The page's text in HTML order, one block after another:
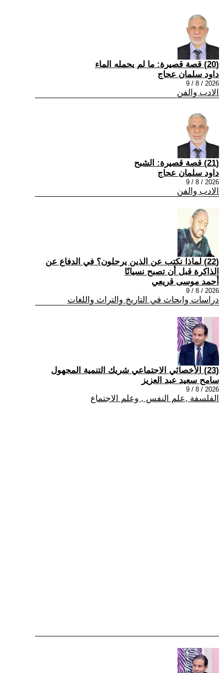
(20) قصة قصيرة: ما لم يحمله الماء
داود سلمان عجاج
2026 / 8 / 9
الادب والفن
(21) قصة قصيرة: الشبح
داود سلمان عجاج
2026 / 8 / 9
الادب والفن
(22) لماذا نكتب عن الذين يرحلون؟ في الدفاع عن
الذاكرة قبل أن تصبح نسيانًا
أحمد موسى قريعي
2026 / 8 / 9
دراسات وابحاث في التاريخ والتراث واللغات
(23) الأخصائي الاجتماعي شريك التنمية المجهول
سامح سعيد عبد العزيز
2026 / 8 / 9
الفلسفة ,علم النفس , وعلم الاجتماع